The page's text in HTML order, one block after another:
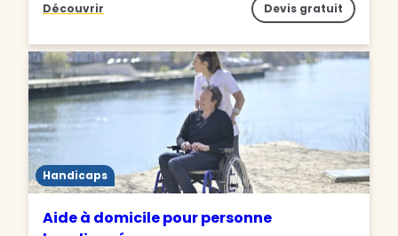
Découvrir Devis gratuit
Handicaps
Aide à domicile pour personne